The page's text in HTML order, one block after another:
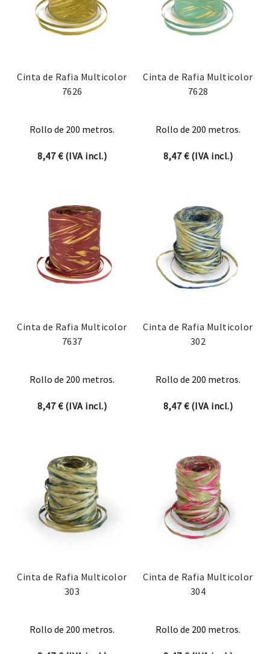
Cinta de Rafia Multicolor
7626
Rollo de 200 metros.
8,47€(IVA incl.)
Cinta de Rafia Multicolor
7628
Rollo de 200 metros.
8,47€(IVA incl.)
Cinta de Rafia Multicolor
7637
Rollo de 200 metros.
8,47€(IVA incl.)
Cinta de Rafia Multicolor
302
Rollo de 200 metros.
8,47€(IVA incl.)
Cinta de Rafia Multicolor
303
Rollo de 200 metros.
Cinta de Rafia Multicolor
304
Rollo de 200 metros.